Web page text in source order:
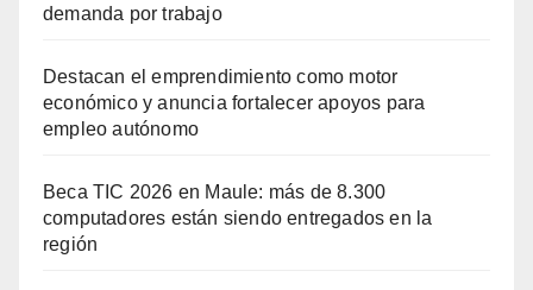
demanda por trabajo
Destacan el emprendimiento como motor
económico y anuncia fortalecer apoyos para
empleo autónomo
Beca TIC 2026 en Maule: más de 8.300
computadores están siendo entregados en la
región